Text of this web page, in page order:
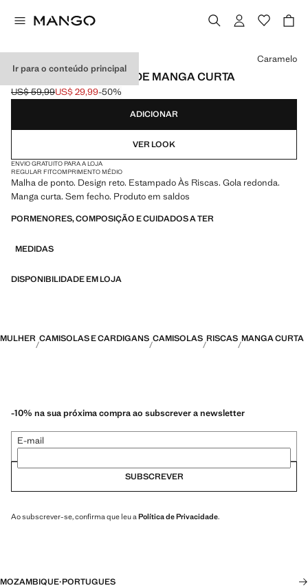
Ir para o conteúdo principal
CAMISOLA DE MALHA DE MANGA CURTA
Preço inicial riscado [US$ 59,99 ]
US$ 59,99
Preço atual [US$ 29,99 ]
US$ 29,99-50%
Selecione uma cor
Caramelo
ADICIONAR
VER LOOK
ENVIO GRATUITO PARA A LOJA
REGULAR FITCOMPRIMENTO MÉDIO
Malha de ponto. Design reto. Estampado Às Riscas. Gola redonda.
Manga curta. Sem fecho. Produto em saldos
PORMENORES, COMPOSIÇÃO E CUIDADOS A TER
MEDIDAS
DISPONIBILIDADE EM LOJA
MULHER CAMISOLAS E CARDIGANS CAMISOLAS RISCAS MANGA CURTA
-10% na sua próxima compra ao subscrever a newsletter
E-mail
SUBSCREVER
Ao subscrever-se, confirma que leu a Política de Privacidade.
MOZAMBIQUE·PORTUGUES